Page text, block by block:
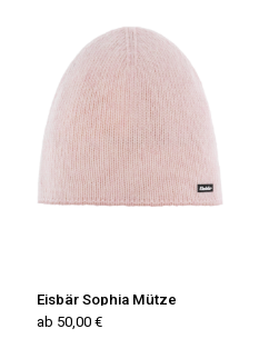
Eisbär Sophia Mütze
ab 50,00 €